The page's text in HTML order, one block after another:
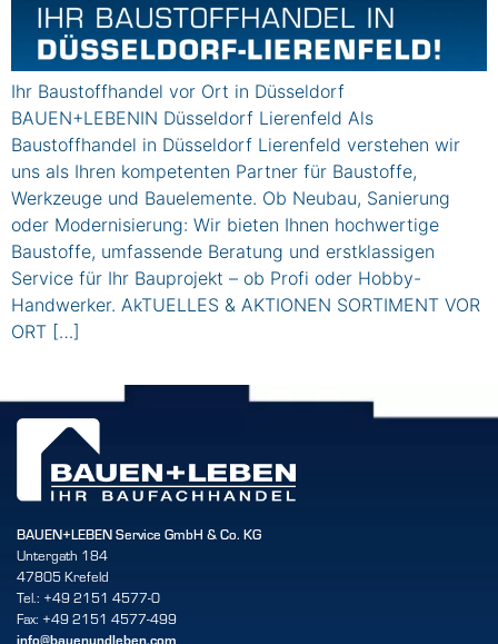
Ihr Baustoffhandel vor Ort in Düsseldorf
BAUEN+LEBENIN Düsseldorf Lierenfeld Als
Baustoffhandel in Düsseldorf Lierenfeld verstehen wir
uns als Ihren kompetenten Partner für Baustoffe,
Werkzeuge und Bauelemente. Ob Neubau, Sanierung
oder Modernisierung: Wir bieten Ihnen hochwertige
Baustoffe, umfassende Beratung und erstklassigen
Service für Ihr Bauprojekt – ob Profi oder Hobby-
Handwerker. AkTUELLES & AKTIONEN SORTIMENT VOR
ORT […]
BAUEN+LEBEN Service GmbH & Co. KG
Untergath 184
47805 Krefeld
Tel.: +49 2151 4577-0
Fax: +49 2151 4577-499
info@bauenundleben.com